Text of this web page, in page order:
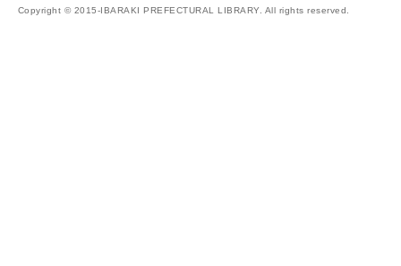
Copyright © 2015-IBARAKI PREFECTURAL LIBRARY. All rights reserved.